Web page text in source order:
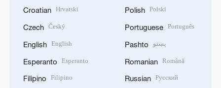
Croatian Hrvatski
Czech Český
English English
Esperanto Esperanto
Filipino Filipino
Polish Polski
Portuguese Português
Pashto پښتو
Romanian Română
Russian Русский